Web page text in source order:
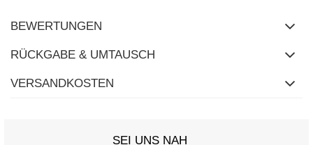
Achseln - 43 cm, Ärmellänge - 50 cm, Gesamtlänge - 90 cm.
BEWERTUNGEN
RÜCKGABE & UMTAUSCH
VERSANDKOSTEN
SEI UNS NAH